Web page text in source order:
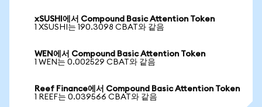
xSUSHI에서 Compound Basic Attention Token
1 XSUSHI는 190.3098 CBAT와 같음
WEN에서 Compound Basic Attention Token
1 WEN는 0.002529 CBAT와 같음
Reef Finance에서 Compound Basic Attention Token
1 REEF는 0.039566 CBAT와 같음